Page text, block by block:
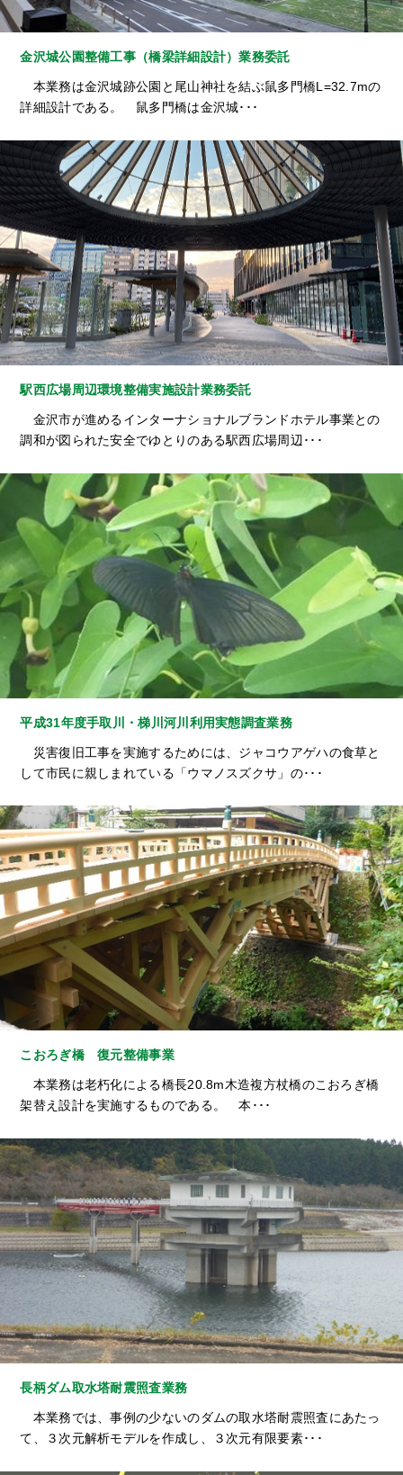
金沢城公園整備工事（橋梁詳細設計）業務委託
本業務は金沢城跡公園と尾山神社を結ぶ鼠多門橋L=32.7mの
詳細設計である。 鼠多門橋は金沢城･･･
駅西広場周辺環境整備実施設計業務委託
金沢市が進めるインターナショナルブランドホテル事業との
調和が図られた安全でゆとりのある駅西広場周辺･･･
平成31年度手取川・梯川河川利用実態調査業務
災害復旧工事を実施するためには、ジャコウアゲハの食草と
して市民に親しまれている「ウマノスズクサ」の･･･
こおろぎ橋 復元整備事業
本業務は老朽化による橋長20.8m木造複方杖橋のこおろぎ橋
架替え設計を実施するものである。 本･･･
長柄ダム取水塔耐震照査業務
本業務では、事例の少ないのダムの取水塔耐震照査にあたっ
て、３次元解析モデルを作成し、３次元有限要素･･･